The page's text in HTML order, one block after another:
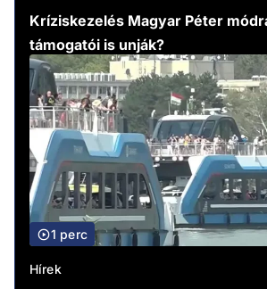
Kríziskezelés Magyar Péter
támogatói is unják?
1 perc
Hírek